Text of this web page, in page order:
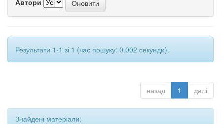
Результати 1-1 зі 1 (час пошуку: 0.002 секунди).
назад 1 далі
Знайдені матеріали: